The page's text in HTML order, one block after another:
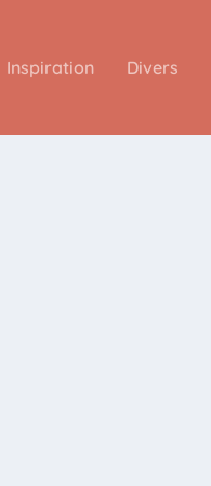
Inspiration Divers